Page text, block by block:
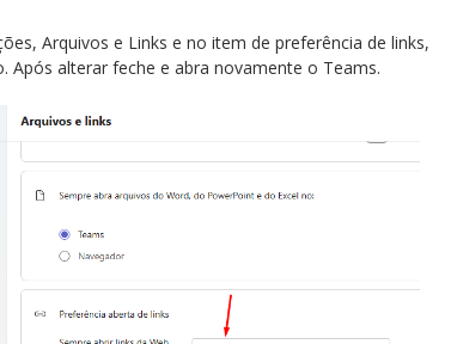
Arquivos e Links e no item de preferência de links,
Após alterar feche e abra novamente o Teams.